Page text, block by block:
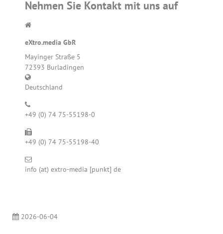
Nehmen Sie Kontakt mit uns auf
eXtro.media GbR
Mayinger Straße 5
72393 Burladingen
Deutschland
+49 (0) 74 75-55198-0
+49 (0) 74 75-55198-40
info (at) extro-media [punkt] de
2026-06-04